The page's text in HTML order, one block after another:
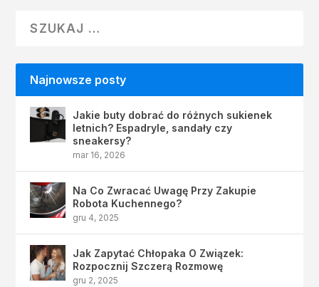
Najnowsze posty
Jakie buty dobrać do różnych sukienek
letnich? Espadryle, sandały czy
sneakersy?
mar 16, 2026
Na Co Zwracać Uwagę Przy Zakupie
Robota Kuchennego?
gru 4, 2025
Jak Zapytać Chłopaka O Związek:
Rozpocznij Szczerą Rozmowę
gru 2, 2025